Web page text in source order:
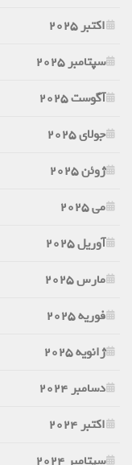
اکتبر 2025
سپتامبر 2025
آگوست 2025
جولای 2025
ژوئن 2025
می 2025
آوریل 2025
مارس 2025
فوریه 2025
ژانویه 2025
دسامبر 2024
اکتبر 2024
سپتامبر 2024